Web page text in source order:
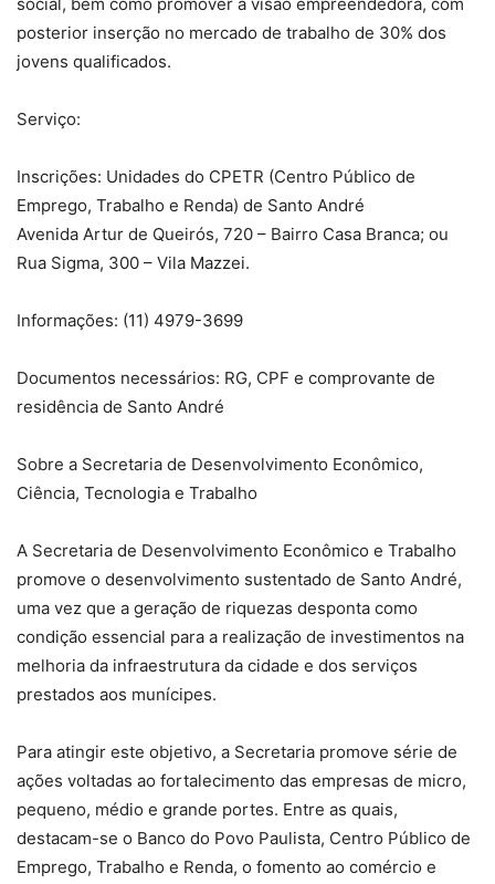
social, bem como promover a visão empreendedora, com
posterior inserção no mercado de trabalho de 30% dos
jovens qualificados.
Serviço:
Inscrições: Unidades do CPETR (Centro Público de
Emprego, Trabalho e Renda) de Santo André
Avenida Artur de Queirós, 720 – Bairro Casa Branca; ou
Rua Sigma, 300 – Vila Mazzei.
Informações: (11) 4979-3699
Documentos necessários: RG, CPF e comprovante de
residência de Santo André
Sobre a Secretaria de Desenvolvimento Econômico,
Ciência, Tecnologia e Trabalho
A Secretaria de Desenvolvimento Econômico e Trabalho
promove o desenvolvimento sustentado de Santo André,
uma vez que a geração de riquezas desponta como
condição essencial para a realização de investimentos na
melhoria da infraestrutura da cidade e dos serviços
prestados aos munícipes.
Para atingir este objetivo, a Secretaria promove série de
ações voltadas ao fortalecimento das empresas de micro,
pequeno, médio e grande portes. Entre as quais,
destacam-se o Banco do Povo Paulista, Centro Público de
Emprego, Trabalho e Renda, o fomento ao comércio e